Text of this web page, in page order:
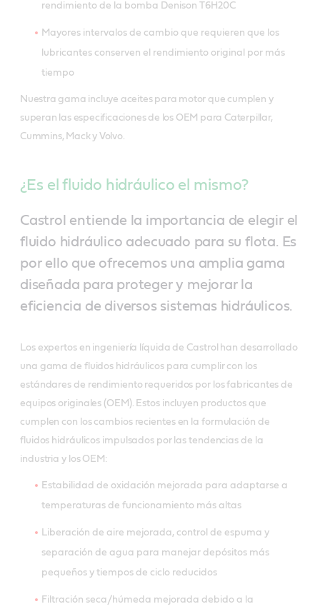
rendimiento de la bomba Denison T6H20C
Mayores intervalos de cambio que requieren que los
lubricantes conserven el rendimiento original por más
tiempo
Nuestra gama incluye aceites para motor que cumplen y
superan las especificaciones de los OEM para Caterpillar,
Cummins, Mack y Volvo.
¿Es el fluido hidráulico el mismo?
Castrol entiende la importancia de elegir el
fluido hidráulico adecuado para su flota. Es
por ello que ofrecemos una amplia gama
diseñada para proteger y mejorar la
eficiencia de diversos sistemas hidráulicos.
Los expertos en ingeniería líquida de Castrol han desarrollado
una gama de fluidos hidráulicos para cumplir con los
estándares de rendimiento requeridos por los fabricantes de
equipos originales (OEM). Estos incluyen productos que
cumplen con los cambios recientes en la formulación de
fluidos hidráulicos impulsados por las tendencias de la
industria y los OEM:
Estabilidad de oxidación mejorada para adaptarse a
temperaturas de funcionamiento más altas
Liberación de aire mejorada, control de espuma y
separación de agua para manejar depósitos más
pequeños y tiempos de ciclo reducidos
Filtración seca/húmeda mejorada debido a la